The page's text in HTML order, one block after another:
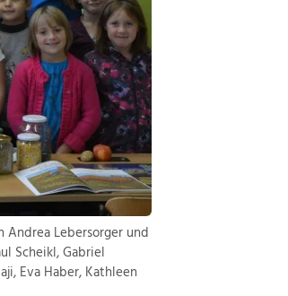
Andrea Lebersorger und
Scheikl, Gabriel
Eva Haber, Kathleen